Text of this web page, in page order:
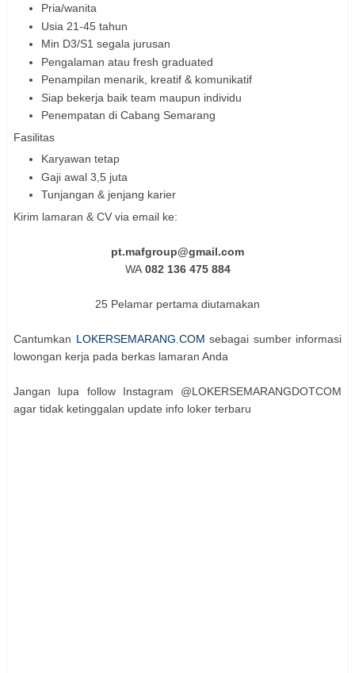
Pria/wanita
Usia 21-45 tahun
Min D3/S1 segala jurusan
Pengalaman atau fresh graduated
Penampilan menarik, kreatif & komunikatif
Siap bekerja baik team maupun individu
Penempatan di Cabang Semarang
Fasilitas
Karyawan tetap
Gaji awal 3,5 juta
Tunjangan & jenjang karier
Kirim lamaran & CV via email ke:
pt.mafgroup@gmail.com
WA082 136 475 884
25 Pelamar pertama diutamakan
Cantumkan LOKERSEMARANG.COM sebagai sumber informasi
lowongan kerja pada berkas lamaran Anda
Jangan lupa follow Instagram @LOKERSEMARANGDOTCOM
agar tidak ketinggalan update info loker terbaru